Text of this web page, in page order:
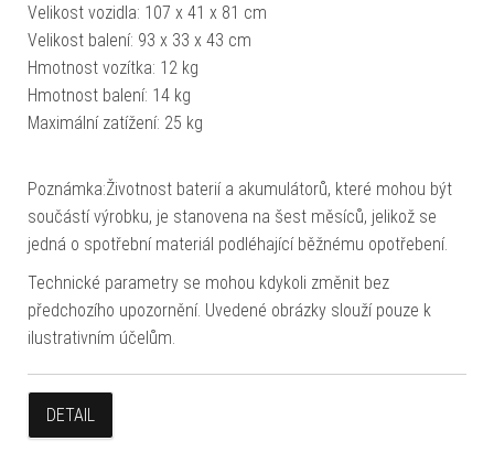
Velikost vozidla: 107 x 41 x 81 cm
Velikost balení: 93 x 33 x 43 cm
Hmotnost vozítka: 12 kg
Hmotnost balení: 14 kg
Maximální zatížení: 25 kg
Poznámka:Životnost baterií a akumulátorů, které mohou být
součástí výrobku, je stanovena na šest měsíců, jelikož se
jedná o spotřební materiál podléhající běžnému opotřebení.
Technické parametry se mohou kdykoli změnit bez
předchozího upozornění. Uvedené obrázky slouží pouze k
ilustrativním účelům.
DETAIL